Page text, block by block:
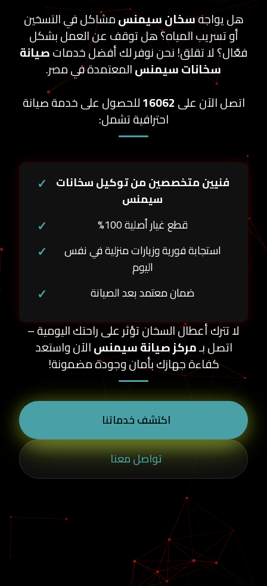
هل يواجهسخان سيمنسمشاكل في التسخين
أو تسريب المياه؟ هل توقف عن العمل بشكل
فعّال؟ لا تقلق! نحن نوفر لك أفضل خدماتصيانة
سخانات سيمنسالمعتمدة في مصر.
اتصل الآن على16062للحصول على خدمة صيانة
احترافية تشمل:
فنيين متخصصين من توكيل سخانات
سيمنس
قطع غيار أصلية 100%
استجابة فورية وزيارات منزلية في نفس
اليوم
ضمان معتمد بعد الصيانة
لا تترك أعطال السخان تؤثر على راحتك اليومية –
اتصل بـمركز صيانة سيمنسالآن واستعد
كفاءة جهازك بأمان وجودة مضمونة!
اكتشف خدماتنا
تواصل معنا